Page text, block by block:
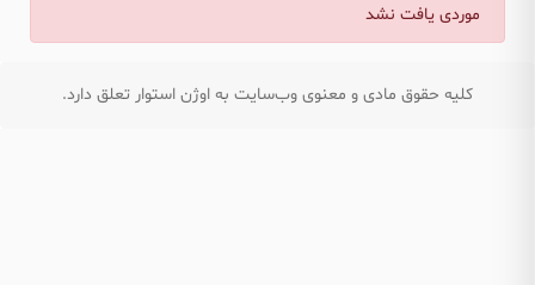
موردی یافت نشد
کلیه حقوق مادی و معنوی وب‌سایت به اوژن استوار تعلق دارد.